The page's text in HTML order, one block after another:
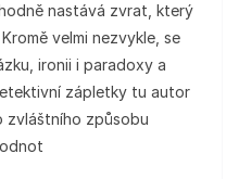
nastává zvrat, který
velmi nezvykle, se
ironii i paradoxy a
zápletky tu autor
zvláštního způsobu